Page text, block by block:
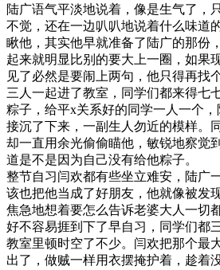
陆广语气平淡地说着，像是生气了，
不觉，还在一边叭叭地说着什么味道
瞅他，其实他早就准备了陆广的那份
起来就明显比别的要大上一圈，如果
见了必然是要闹上两句，他只得再找
三人一起进了教室，同学们都来得七
粽子，给平x关系好的同学一人一个
接沉了下来，一副生人勿近的模样。
却一直用余光偷偷瞄他，敏锐地察觉
道是不是因为自己没有给他粽子。
整节自习闫欢都有些坐立难安，陆广
该也把他当成了好朋友，他就像被发
焦急地想着要怎么告诉老婆大人一切
好不容易捱到下了早自习，同学们都
教室里顿时空了不少。闫欢把那个最
出了，做贼一样用衣摆掩护着，趁着